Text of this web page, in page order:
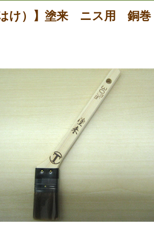
はけ）】塗来 ニス用